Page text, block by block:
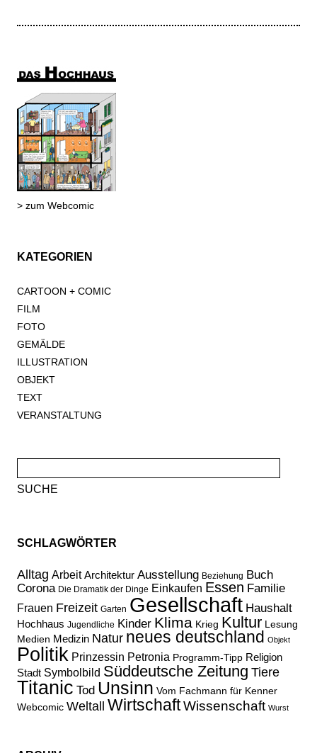
> zum Webcomic
KATEGORIEN
CARTOON + COMIC
FILM
FOTO
GEMÄLDE
ILLUSTRATION
OBJEKT
TEXT
VERANSTALTUNG
nach:
SCHLAGWÖRTER
Alltag Arbeit Architektur Ausstellung Beziehung Buch
Corona Die Dramatik der Dinge Einkaufen Essen Familie
Frauen Freizeit Garten Gesellschaft Haushalt
Hochhaus Jugendliche Kinder Klima Krieg Kultur Lesung
Medien Medizin Natur neues deutschland Objekt
Politik Prinzessin Petronia Programm-Tipp Religion
Stadt Symbolbild Süddeutsche Zeitung Tiere
Titanic Tod Unsinn Vom Fachmann für Kenner
Webcomic Weltall WirtschaftWissenschaft Wurst